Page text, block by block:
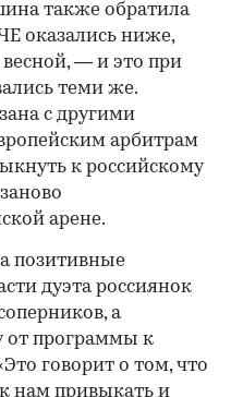
также обратила
оказались ниже,
— и это при
теми же.
с другими
арбитрам
к российскому
арене.
позитивные
дуэта россиянок
а
от программы к
говорит о том, что
нам привыкать и